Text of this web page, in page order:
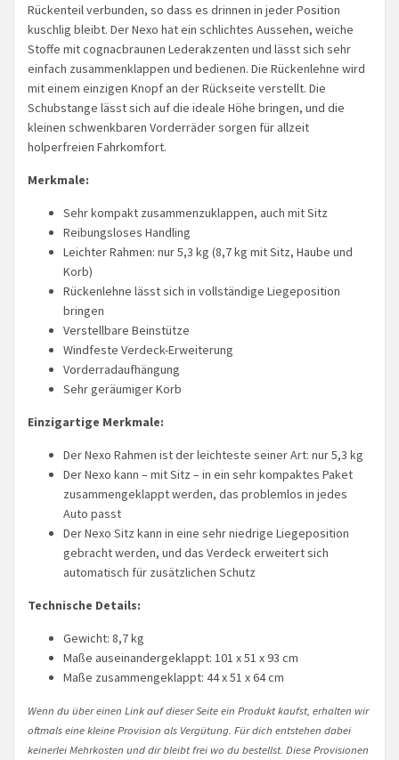
Rückenteil verbunden, so dass es drinnen in jeder Position
kuschlig bleibt. Der Nexo hat ein schlichtes Aussehen, weiche
Stoffe mit cognacbraunen Lederakzenten und lässt sich sehr
einfach zusammenklappen und bedienen. Die Rückenlehne wird
mit einem einzigen Knopf an der Rückseite verstellt. Die
Schubstange lässt sich auf die ideale Höhe bringen, und die
kleinen schwenkbaren Vorderräder sorgen für allzeit
holperfreien Fahrkomfort.
Merkmale:
Sehr kompakt zusammenzuklappen, auch mit Sitz
Reibungsloses Handling
Leichter Rahmen: nur 5,3 kg (8,7 kg mit Sitz, Haube und
Korb)
Rückenlehne lässt sich in vollständige Liegeposition
bringen
Verstellbare Beinstütze
Windfeste Verdeck-Erweiterung
Vorderradaufhängung
Sehr geräumiger Korb
Einzigartige Merkmale:
Der Nexo Rahmen ist der leichteste seiner Art: nur 5,3 kg
Der Nexo kann – mit Sitz – in ein sehr kompaktes Paket
zusammengeklappt werden, das problemlos in jedes
Auto passt
Der Nexo Sitz kann in eine sehr niedrige Liegeposition
gebracht werden, und das Verdeck erweitert sich
automatisch für zusätzlichen Schutz
Technische Details:
Gewicht: 8,7 kg
Maße auseinandergeklappt: 101 x 51 x 93 cm
Maße zusammengeklappt: 44 x 51 x 64 cm
Wenn du über einen Link auf dieser Seite ein Produkt kaufst, erhalten wir
oftmals eine kleine Provision als Vergütung. Für dich entstehen dabei
keinerlei Mehrkosten und dir bleibt frei wo du bestellst. Diese Provisionen